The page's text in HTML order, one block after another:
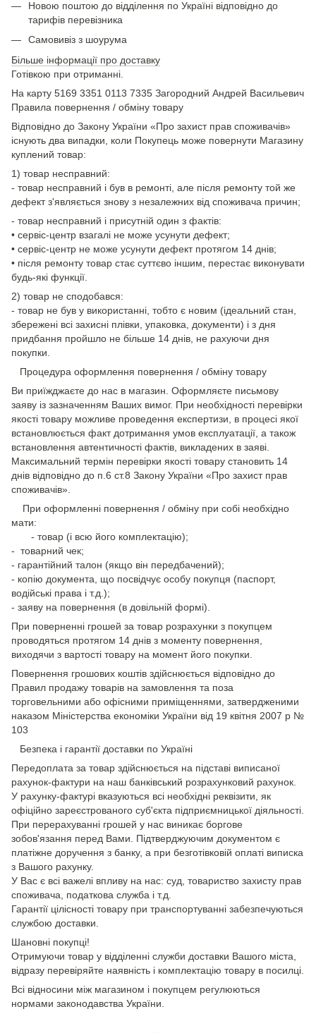
Новою поштою до відділення по Україні відповідно до
тарифів перевізника
Самовивіз з шоурума
Більше інформації про доставку
Готівкою при отриманні.
На карту 5169 3351 0113 7335 Загородний Андрей Васильевич
Правила повернення / обміну товару
Відповідно до Закону України «Про захист прав споживачів»
існують два випадки, коли Покупець може повернути Магазину
куплений товар:
1) товар несправний:
- товар несправний і був в ремонті, але після ремонту той же
дефект з'являється знову з незалежних від споживача причин;
- товар несправний і присутній один з фактів:
• сервіс-центр взагалі не може усунути дефект;
• сервіс-центр не може усунути дефект протягом 14 днів;
• після ремонту товар стає суттєво іншим, перестає виконувати
будь-які функції.
2) товар не сподобався:
- товар не був у використанні, тобто є новим (ідеальний стан,
збережені всі захисні плівки, упаковка, документи) і з дня
придбання пройшло не більше 14 днів, не рахуючи дня
покупки.
Процедура оформлення повернення / обміну товару
Ви приїжджаєте до нас в магазин. Оформляєте письмову
заяву із зазначенням Ваших вимог. При необхідності перевірки
якості товару можливе проведення експертизи, в процесі якої
встановлюється факт дотримання умов експлуатації, а також
встановлення автентичності фактів, викладених в заяві.
Максимальний термін перевірки якості товару становить 14
днів відповідно до п.6 ст.8 Закону України «Про захист прав
споживачів».
При оформленні повернення / обміну при собі необхідно
мати:
- товар (і всю його комплектацію);
- товарний чек;
- гарантійний талон (якщо він передбачений);
- копію документа, що посвідчує особу покупця (паспорт,
водійські права і т.д.);
- заяву на повернення (в довільній формі).
При поверненні грошей за товар розрахунки з покупцем
проводяться протягом 14 днів з моменту повернення,
виходячи з вартості товару на момент його покупки.
Повернення грошових коштів здійснюється відповідно до
Правил продажу товарів на замовлення та поза
торговельними або офісними приміщеннями, затвердженими
наказом Міністерства економіки України від 19 квітня 2007 р №
103
Безпека і гарантії доставки по Україні
Передоплата за товар здійснюється на підставі виписаної
рахунок-фактури на наш банківський розрахунковий рахунок.
У рахунку-фактурі вказуються всі необхідні реквізити, як
офіційно зареєстрованого суб'єкта підприємницької діяльності.
При перерахуванні грошей у нас виникає боргове
зобов'язання перед Вами. Підтверджуючим документом є
платіжне доручення з банку, а при безготівковій оплаті виписка
з Вашого рахунку.
У Вас є всі важелі впливу на нас: суд, товариство захисту прав
споживача, податкова служба і т.д.
Гарантії цілісності товару при транспортуванні забезпечуються
службою доставки.
Шановні покупці!
Отримуючи товар у відділенні служби доставки Вашого міста,
відразу перевіряйте наявність і комплектацію товару в посилці.
Всі відносини між магазином і покупцем регулюються
нормами законодавства України.